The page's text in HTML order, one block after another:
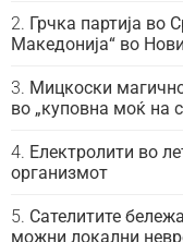
Грчка партија во
Македонија“ во
Мицкоски
во „куповна моќ на
Електролити во
организмот
Сателитите
можни локални